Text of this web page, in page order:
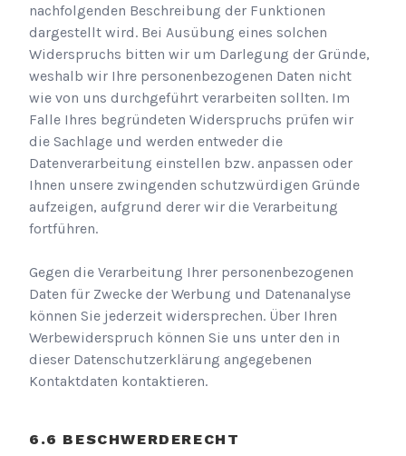
nachfolgenden Beschreibung der Funktionen
dargestellt wird. Bei Ausübung eines solchen
Widerspruchs bitten wir um Darlegung der Gründe,
weshalb wir Ihre personenbezogenen Daten nicht
wie von uns durchgeführt verarbeiten sollten. Im
Falle Ihres begründeten Widerspruchs prüfen wir
die Sachlage und werden entweder die
Datenverarbeitung einstellen bzw. anpassen oder
Ihnen unsere zwingenden schutzwürdigen Gründe
aufzeigen, aufgrund derer wir die Verarbeitung
fortführen.
Gegen die Verarbeitung Ihrer personenbezogenen
Daten für Zwecke der Werbung und Datenanalyse
können Sie jederzeit widersprechen. Über Ihren
Werbewiderspruch können Sie uns unter den in
dieser Datenschutzerklärung angegebenen
Kontaktdaten kontaktieren.
BESCHWERDERECHT